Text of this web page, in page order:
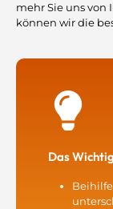
mehr Sie uns von
können wir die
Das